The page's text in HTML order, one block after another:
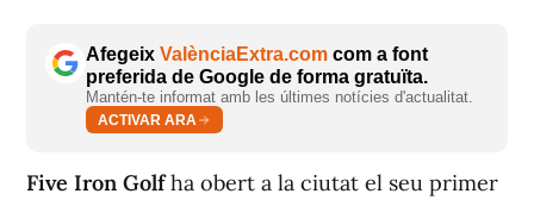
Afegeix ValènciaExtra.com com a font
preferida de Google de forma gratuïta.
Mantén-te informat amb les últimes notícies d'actualitat.
ACTIVAR ARA
Five Iron Golfha obert a la ciutat el seu primer